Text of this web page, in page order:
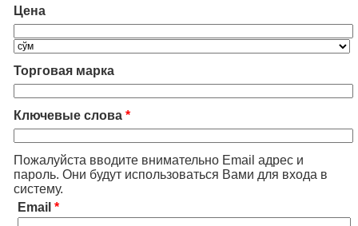
Цена
Торговая марка
Ключевые слова *
Пожалуйста вводите внимательно Email адрес и
пароль. Они будут использоваться Вами для входа в
систему.
Email *